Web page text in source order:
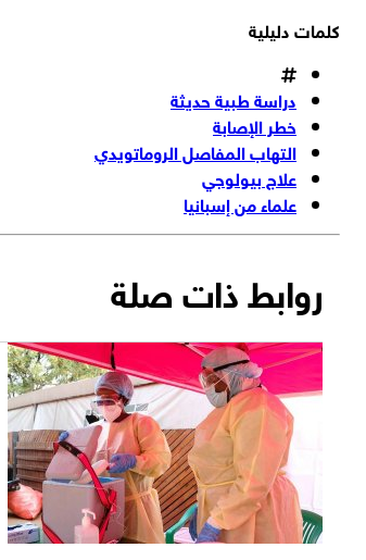
كلمات دليلية
دراسة طبية حديثة
خطر الإصابة
التهاب المفاصل الروماتويدي
علاج بيولوجي
علماء من إسبانيا
روابط ذات صلة